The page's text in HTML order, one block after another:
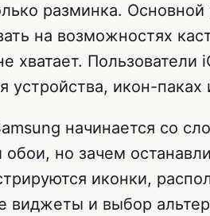
разминка.
на возможностях
хватает. Пользователи
устройства, икон-
начинается со
но зачем
иконки,
виджеты и выбор